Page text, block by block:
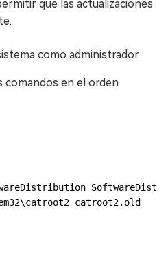
que las actualizaciones
como administrador.
comandos en el orden
catroot2.old